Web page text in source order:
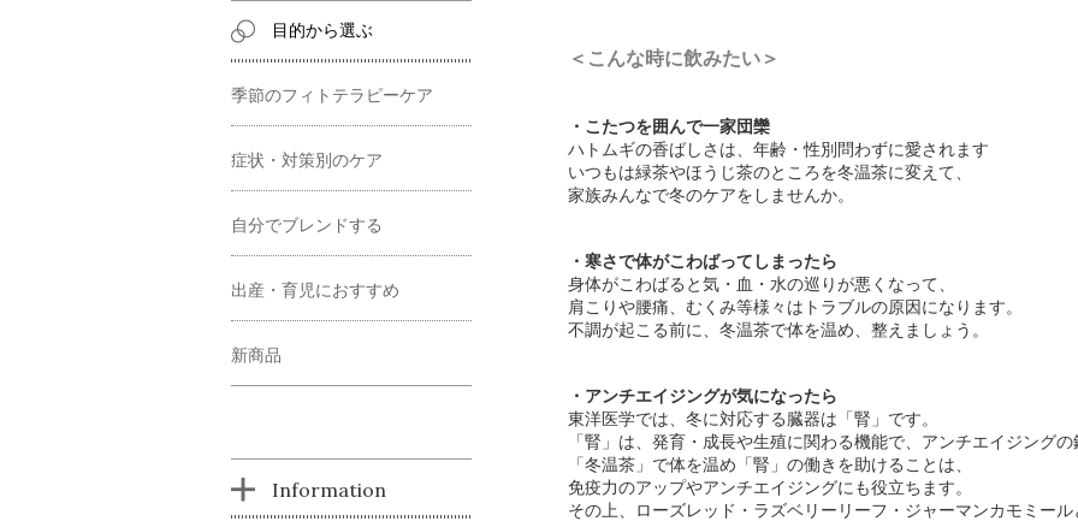
＜こんな時に飲みたい＞
・ こたつを囲んで一家団欒
ハトムギの香ばしさは、年齢・性別問わずに愛されます
いつもは緑茶やほうじ茶のところを冬温茶に変えて、
家族みんなで冬のケアをしませんか。
・ 寒さで体がこわばってしまったら
身体がこわばると気・血・水の巡りが悪くなって、
肩こりや腰痛、むくみ等様々はトラブルの原因になります。
不調が起こる前に、冬温茶で体を温め、整えましょう。
・ アンチエイジングが気になったら
東洋医学では、冬に対応する臓器は「腎」です。
「腎」は、発育・成長や生殖に関わる機能で、アンチエイジング
「冬温茶」で体を温め「腎」の働きを助けることは、
免疫力のアップやアンチエイジングにも役立ちます。
その上、ローズレッド・ラズベリーリーフ・ジャーマンカモミール
目的から選ぶ
季節のフィトテラピーケア
症状・対策別のケア
自分でブレンドする
出産・育児におすすめ
新商品
Information